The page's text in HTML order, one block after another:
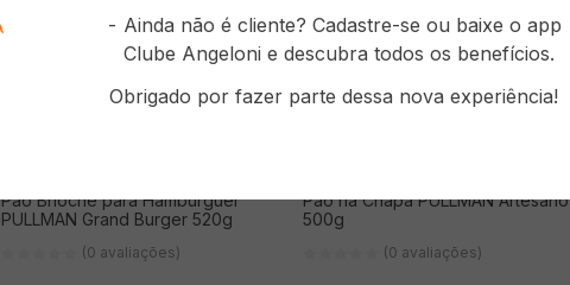
Pão Brioche para Hambúrguer
PULLMAN Grand Burger 520g
(0 avaliações)
Pão na Chapa PULLMAN Artesano
500g
(0 avaliações)
Ainda não é cliente? Cadastre-se ou baixe o app
Clube Angeloni e descubra todos os benefícios.
Obrigado por fazer parte dessa nova experiência!